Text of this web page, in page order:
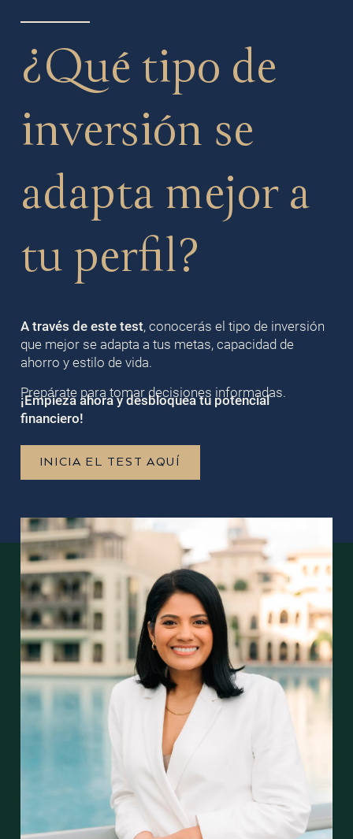
¿Qué tipo de
inversión se
adapta mejor a
tu perfil?
A través de este test, conocerás el tipo de inversión
que mejor se adapta a tus metas, capacidad de
ahorro y estilo de vida.
Prepárate para tomar decisiones informadas.
¡Empieza ahora y desbloquea tu potencial
financiero!
INICIA EL TEST AQUÍ